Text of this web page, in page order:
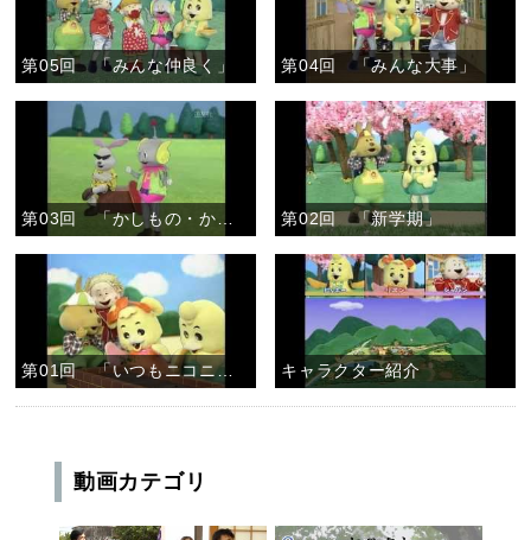
第05回 「みんな仲良く」 第04回 「みんな大事」
第02回 「新学期」
第01回 「いつもニコニコ」 キャラクター紹介
動画カテゴリ